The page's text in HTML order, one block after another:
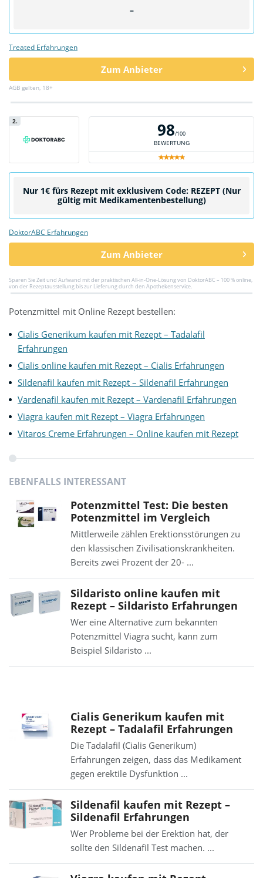
–
Treated Erfahrungen
Zum Anbieter
AGB gelten, 18+
2. 98/100
BEWERTUNG
Nur 1€ fürs Rezept mit exklusivem Code: REZEPT (Nur
gültig mit Medikamentenbestellung)
DoktorABC Erfahrungen
Zum Anbieter
Sparen Sie Zeit und Aufwand mit der praktischen All-in-One-Lösung von DoktorABC – 100 % online,
von der Rezeptausstellung bis zur Lieferung durch den Apothekenservice.
Potenzmittel mit Online Rezept bestellen:
Cialis Generikum kaufen mit Rezept – Tadalafil
Erfahrungen
Cialis online kaufen mit Rezept – Cialis Erfahrungen
Sildenafil kaufen mit Rezept – Sildenafil Erfahrungen
Vardenafil kaufen mit Rezept – Vardenafil Erfahrungen
Viagra kaufen mit Rezept – Viagra Erfahrungen
Vitaros Creme Erfahrungen – Online kaufen mit Rezept
EBENFALLS INTERESSANT
Potenzmittel Test: Die besten
Potenzmittel im Vergleich
Mittlerweile zählen Erektionsstörungen zu
den klassischen Zivilisationskrankheiten.
Bereits zwei Prozent der 20- ...
Sildaristo online kaufen mit
Rezept – Sildaristo Erfahrungen
Wer eine Alternative zum bekannten
Potenzmittel Viagra sucht, kann zum
Beispiel Sildaristo ...
Cialis Generikum kaufen mit
Rezept – Tadalafil Erfahrungen
Die Tadalafil (Cialis Generikum)
Erfahrungen zeigen, dass das Medikament
gegen erektile Dysfunktion ...
Sildenafil kaufen mit Rezept –
Sildenafil Erfahrungen
Wer Probleme bei der Erektion hat, der
sollte den Sildenafil Test machen. ...